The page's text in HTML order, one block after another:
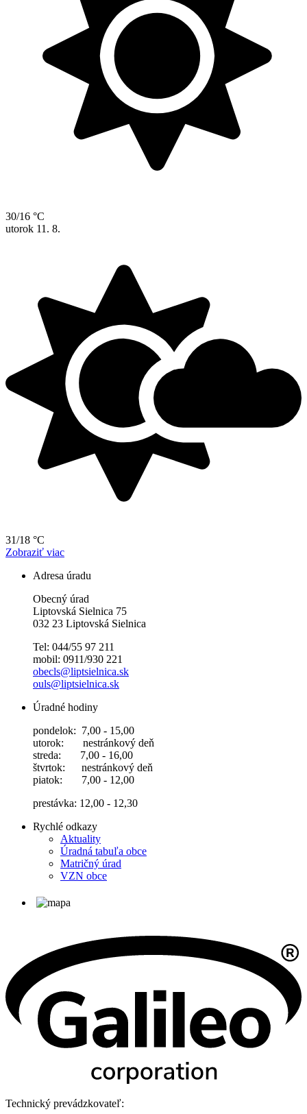
30/16 °C
utorok 11. 8.
31/18 °C
Zobraziť viac
Adresa úradu
Obecný úrad
Liptovská Sielnica 75
032 23 Liptovská Sielnica
Tel: 044/55 97 211
mobil: 0911/930 221
obecls@liptsielnica.sk
ouls@liptsielnica.sk
Úradné hodiny
pondelok: 7,00 - 15,00
utorok: nestránkový deň
streda: 7,00 - 16,00
štvrtok: nestránkový deň
piatok: 7,00 - 12,00
prestávka: 12,00 - 12,30
Rychlé odkazy
Aktuality
Úradná tabuľa obce
Matričný úrad
VZN obce
Technický prevádzkovateľ: